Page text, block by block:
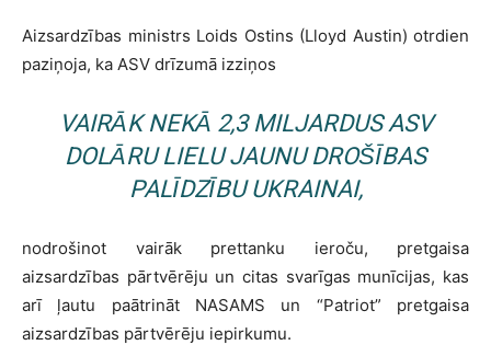
Aizsardzības ministrs Loids Ostins (Lloyd Austin) otrdien
paziņoja, ka ASV drīzumā izziņos
VAIRĀK NEKĀ 2,3 MILJARDUS ASV
DOLĀRU LIELU JAUNU DROŠĪBAS
PALĪDZĪBU UKRAINAI,
nodrošinot vairāk prettanku ieroču, pretgaisa
aizsardzības pārtvērēju un citas svarīgas munīcijas, kas
arī ļautu paātrināt NASAMS un “Patriot” pretgaisa
aizsardzības pārtvērēju iepirkumu.